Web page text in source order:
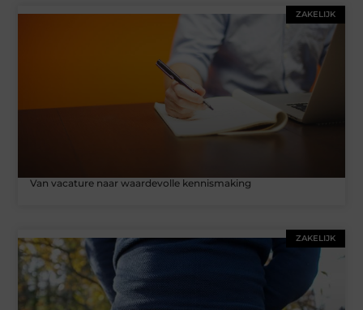
ZAKELIJK
Van vacature naar waardevolle kennismaking
ZAKELIJK